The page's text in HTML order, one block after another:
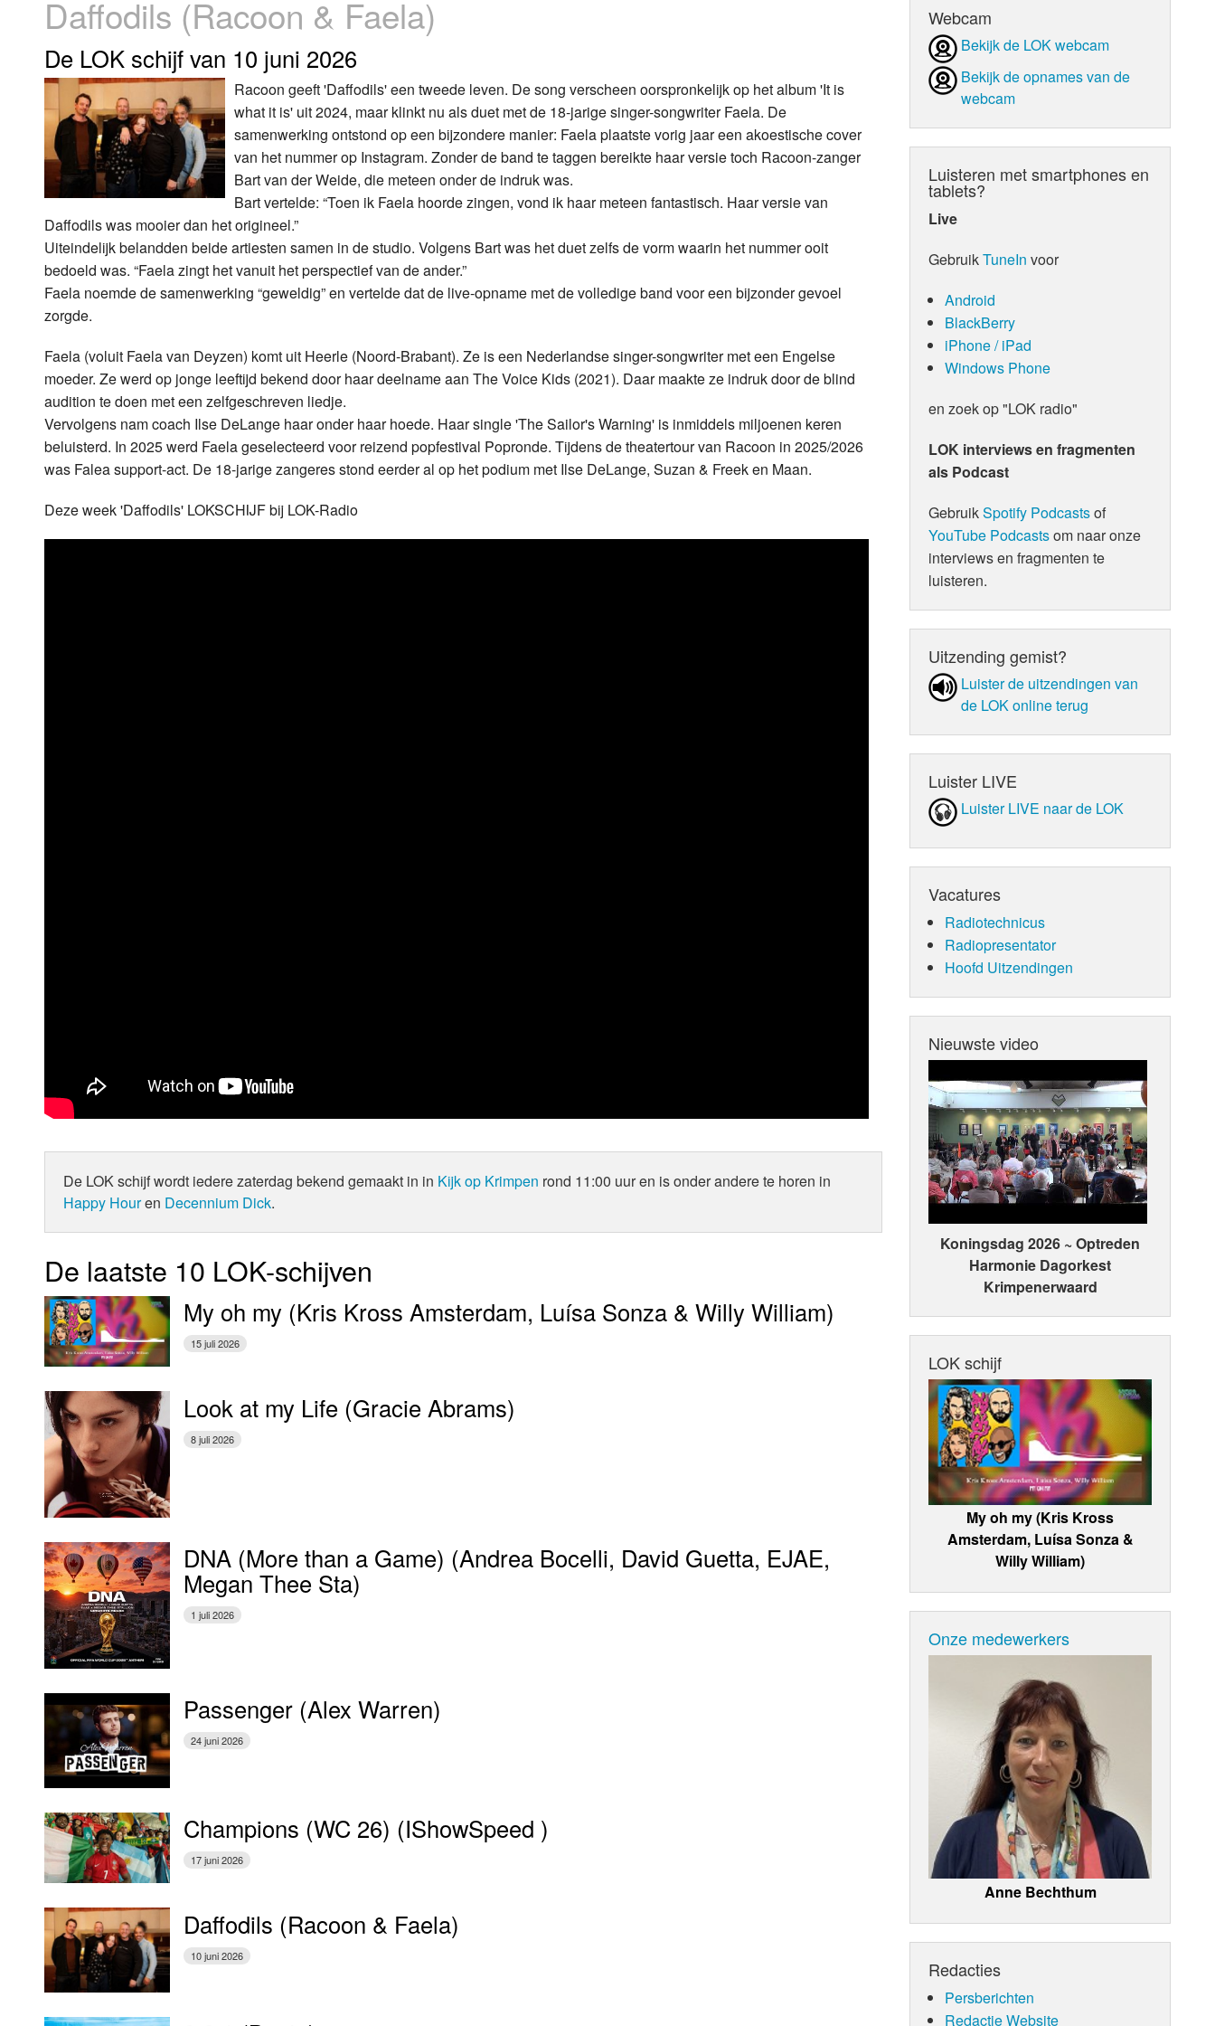
Donderdag
Vrijdag
Zaterdag
Zondag
Luister LOK Live
LOK schijf
Oude LOK programma's
Over Krimpen a/d IJssel
Daffodils (Racoon & Faela)
De LOK schijf van 10 juni 2026
Racoon geeft 'Daffodils' een tweede leven. De song verscheen oorspronkelijk op het album 'It is
what it is' uit 2024, maar klinkt nu als duet met de 18-jarige singer-songwriter Faela. De
samenwerking ontstond op een bijzondere manier: Faela plaatste vorig jaar een akoestische cover
van het nummer op Instagram. Zonder de band te taggen bereikte haar versie toch Racoon-zanger
Bart van der Weide, die meteen onder de indruk was.
Bart vertelde: “Toen ik Faela hoorde zingen, vond ik haar meteen fantastisch. Haar versie van
Daffodils was mooier dan het origineel.”
Uiteindelijk belandden beide artiesten samen in de studio. Volgens Bart was het duet zelfs de vorm waarin het nummer ooit
bedoeld was. “Faela zingt het vanuit het perspectief van de ander.”
Faela noemde de samenwerking “geweldig” en vertelde dat de live-opname met de volledige band voor een bijzonder gevoel
zorgde.
Faela (voluit Faela van Deyzen) komt uit Heerle (Noord-Brabant). Ze is een Nederlandse singer-songwriter met een Engelse
moeder. Ze werd op jonge leeftijd bekend door haar deelname aan The Voice Kids (2021). Daar maakte ze indruk door de blind
audition te doen met een zelfgeschreven liedje.
Vervolgens nam coach Ilse DeLange haar onder haar hoede. Haar single 'The Sailor's Warning' is inmiddels miljoenen keren
beluisterd. In 2025 werd Faela geselecteerd voor reizend popfestival Popronde. Tijdens de theatertour van Racoon in 2025/2026
was Falea support-act. De 18-jarige zangeres stond eerder al op het podium met Ilse DeLange, Suzan & Freek en Maan.
Deze week 'Daffodils' LOKSCHIJF bij LOK-Radio
De LOK schijf wordt iedere zaterdag bekend gemaakt in in Kijk op Krimpen rond 11:00 uur en is onder andere te horen in
Happy Houren Decennium Dick.
De laatste 10 LOK-schijven
My oh my (Kris Kross Amsterdam, Luísa Sonza & Willy William)
15 juli 2026
Look at my Life (Gracie Abrams)
8 juli 2026
DNA (More than a Game) (Andrea Bocelli, David Guetta, EJAE,
Megan Thee Sta)
1 juli 2026
Passenger (Alex Warren)
24 juni 2026
Champions (WC 26) (IShowSpeed )
17 juni 2026
Daffodils (Racoon & Faela)
10 juni 2026
Webcam
Bekijk de LOK webcam
Bekijk de opnames van de
webcam
Luisteren met smartphones en
tablets?
Live
GebruikTuneIn voor
Android
BlackBerry
iPhone / iPad
Windows Phone
en zoek op "LOK radio"
LOK interviews en fragmenten
als Podcast
GebruikSpotify Podcastsof
YouTube Podcastsom naar onze
interviews en fragmenten te
luisteren.
Uitzending gemist?
Luister de uit­zen­din­gen van
de LOK online terug
Luister LIVE
Luister LIVE naar de LOK
Vacatures
Radiotechnicus
Radiopresentator
Hoofd Uitzendingen
Nieuwste video
Koningsdag 2026 ~ Optreden
Harmonie Dagorkest
Krimpenerwaard
LOK schijf
My oh my (Kris Kross
Amsterdam, Luísa Sonza &
Willy William)
Onze medewerkers
Anne Bechthum
Redacties
Persberichten
Redactie Website